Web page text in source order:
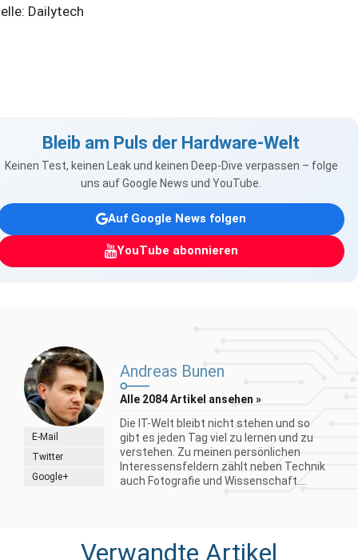
Dailytech
Bleib am Puls der Hardware-Welt
Keinen Test, keinen Leak und keinen Deep-Dive verpassen – folge
uns auf Google News und YouTube.
Auf Google News folgen
YouTube abonnieren
E-Mail
Twitter
Google+
Andreas Bunen
Alle 2084 Artikel ansehen »
Die IT-Welt bleibt nicht stehen und so
gibt es jeden Tag viel zu lernen und zu
verstehen. Zu meinen persönlichen
Interessensfeldern zählt neben Technik
auch Fotografie und Wissenschaft....
Verwandte Artikel